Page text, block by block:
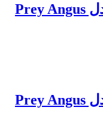
غذای خشک سگ بالغ مدل Prey Angus
غذای خشک سگ بالغ مدل Prey Angus